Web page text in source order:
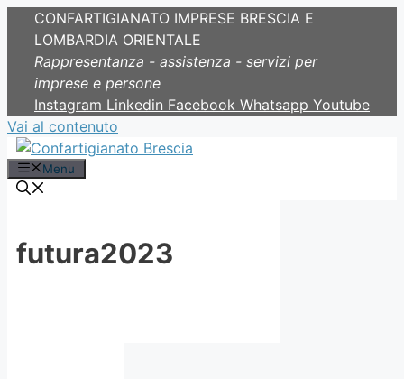
CONFARTIGIANATO IMPRESE BRESCIA E
LOMBARDIA ORIENTALE
Rappresentanza - assistenza - servizi per
imprese e persone
Instagram Linkedin Facebook Whatsapp Youtube
Vai al contenuto
Menu
futura2023